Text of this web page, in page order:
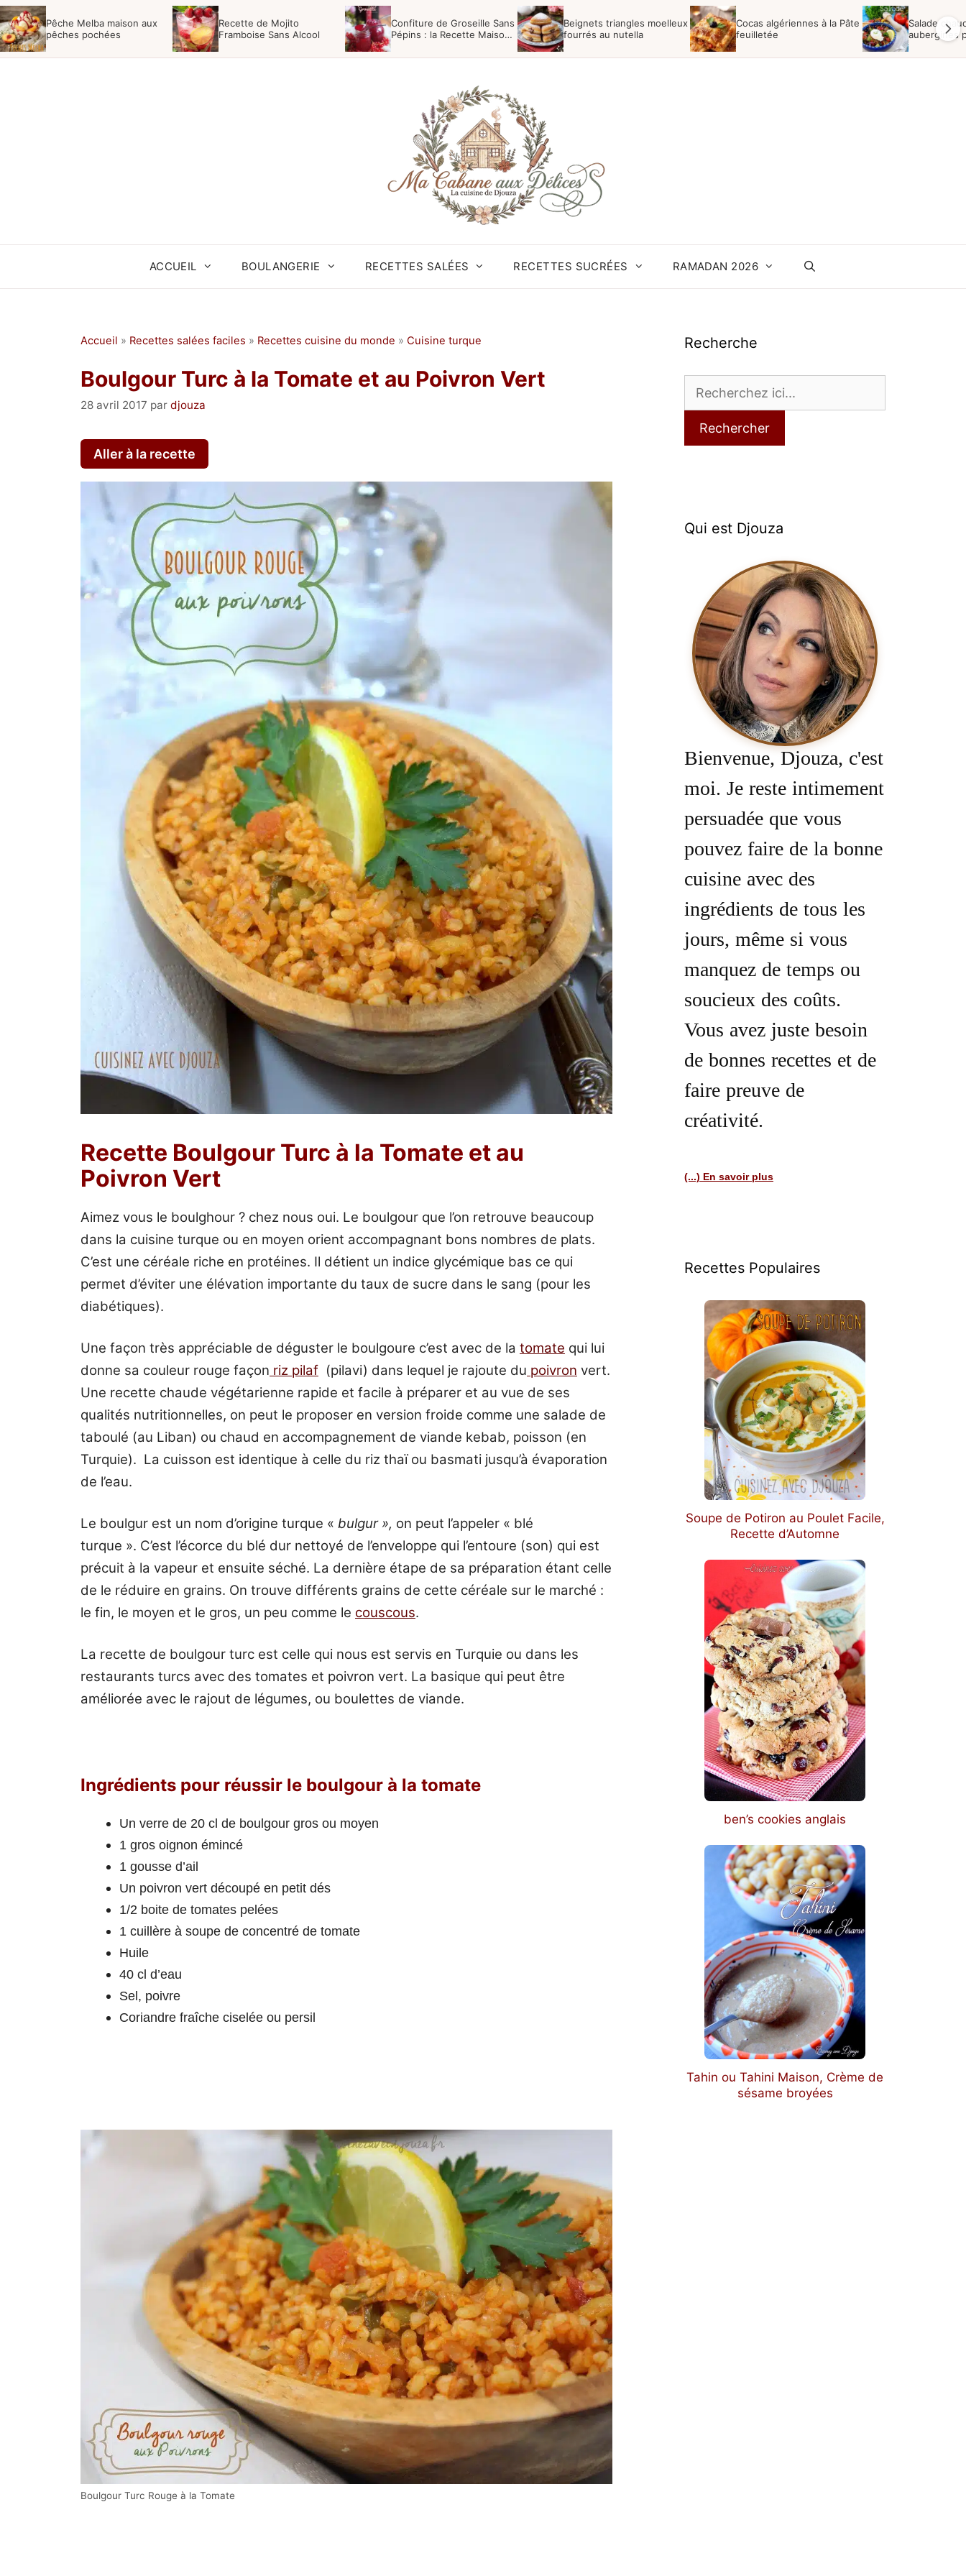
Aller
au
contenu
Pêche Melba maison aux
pêches pochées
Recette de Mojito
Framboise Sans Alcool
Confiture de Groseille Sans
Pépins : la Recette Maison
Beignets triangles moelleux
fourrés au nutella
Cocas algériennes à la Pâte
feuilletée
Salade
aubergines
ACCUEIL BOULANGERIE RECETTES SALÉES RECETTES SUCRÉES RAMADAN 2026
Accueil » Recettes salées faciles » Recettes cuisine du monde » Cuisine turque
Boulgour Turc à la Tomate et au Poivron Vert
28 avril 2017 par djouza
Aller à la recette
Recette Boulgour Turc à la Tomate et au
Poivron Vert
Aimez vous le boulghour ? chez nous oui. Le boulgour que l’on retrouve beaucoup
dans la cuisine turque ou en moyen orient accompagnant bons nombres de plats.
C’est une céréale riche en protéines. Il détient un indice glycémique bas ce qui
permet d’éviter une élévation importante du taux de sucre dans le sang (pour les
diabétiques).
Une façon très appréciable de déguster le boulgoure c’est avec de la tomate qui lui
donne sa couleur rouge façon riz pilaf (pilavi) dans lequel je rajoute du poivron vert.
Une recette chaude végétarienne rapide et facile à préparer et au vue de ses
qualités nutritionnelles, on peut le proposer en version froide comme une salade de
taboulé (au Liban) ou chaud en accompagnement de viande kebab, poisson (en
Turquie). La cuisson est identique à celle du riz thaï ou basmati jusqu’à évaporation
de l’eau.
Le boulgur est un nom d’origine turque « bulgur », on peut l’appeler « blé
turque ». C’est l’écorce du blé dur nettoyé de l’enveloppe qui l’entoure (son) qui est
précuit à la vapeur et ensuite séché. La dernière étape de sa préparation étant celle
de le réduire en grains. On trouve différents grains de cette céréale sur le marché :
le fin, le moyen et le gros, un peu comme le couscous.
La recette de boulgour turc est celle qui nous est servis en Turquie ou dans les
restaurants turcs avec des tomates et poivron vert. La basique qui peut être
améliorée avec le rajout de légumes, ou boulettes de viande.
Ingrédients pour réussir le boulgour à la tomate
Un verre de 20 cl de boulgour gros ou moyen
1 gros oignon émincé
1 gousse d’ail
Un poivron vert découpé en petit dés
1/2 boite de tomates pelées
1 cuillère à soupe de concentré de tomate
Huile
40 cl d’eau
Sel, poivre
Coriandre fraîche ciselée ou persil
Boulgour Turc Rouge à la Tomate
Recherche
Rechercher
Qui est Djouza
Bienvenue, Djouza, c'est
moi. Je reste intimement
persuadée que vous
pouvez faire de la bonne
cuisine avec des
ingrédients de tous les
jours, même si vous
manquez de temps ou
soucieux des coûts.
Vous avez juste besoin
de bonnes recettes et de
faire preuve de
créativité.
(...) En savoir plus
Recettes Populaires
Soupe de Potiron au Poulet Facile,
Recette d’Automne
ben’s cookies anglais
Tahin ou Tahini Maison, Crème de
sésame broyées